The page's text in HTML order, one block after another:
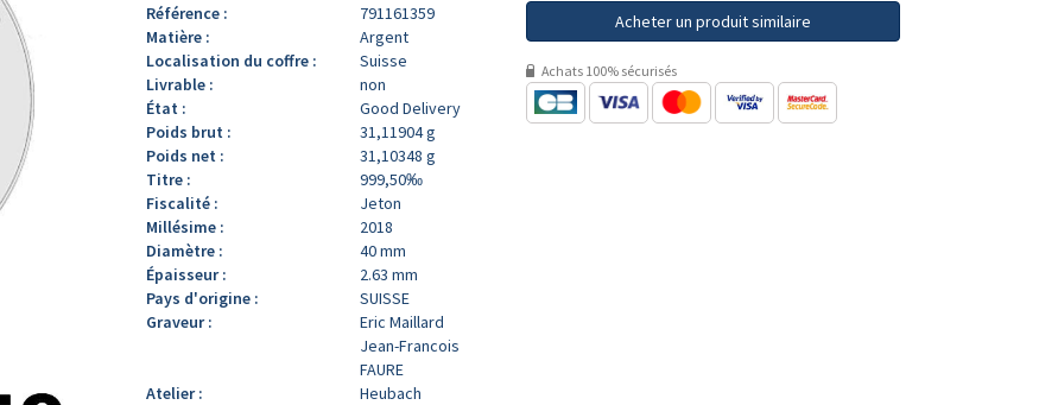
Référence :
791161359
Matière :
Argent
Localisation du coffre :
Suisse
Livrable :
non
État :
Good Delivery
Poids brut :
31,11904 g
Poids net :
31,10348 g
Titre :
999,50‰
Fiscalité :
Jeton
Millésime :
2018
Diamètre :
40 mm
Épaisseur :
2.63 mm
Pays d'origine :
SUISSE
Graveur :
Eric Maillard
Jean-Francois
FAURE
Atelier :
Heubach
Acheter un produit similaire
Achats 100% sécurisés